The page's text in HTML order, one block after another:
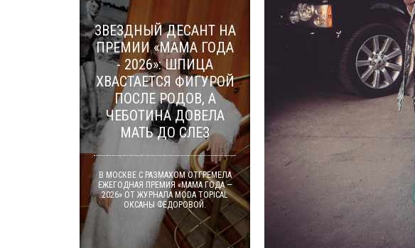
ЗВЕЗДНЫЙ ДЕСАНТ НА
ПРЕМИИ «МАМА ГОДА
- 2026»: ШПИЦА
ХВАСТАЕТСЯ ФИГУРОЙ
ПОСЛЕ РОДОВ, А
ЧЕБОТИНА ДОВЕЛА
МАТЬ ДО СЛЕЗ
В МОСКВЕ С РАЗМАХОМ ОТГРЕМЕЛА
ЕЖЕГОДНАЯ ПРЕМИЯ «МАМА ГОДА —
2026» ОТ ЖУРНАЛА MODA TOPICAL
ОКСАНЫ ФЁДОРОВОЙ.